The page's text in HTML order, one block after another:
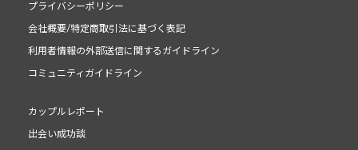
プライバシーポリシー
会社概要/特定商取引法に基づく表記
利用者情報の外部送信に関するガイドライン
コミュニティガイドライン
カップルレポート
出会い成功談